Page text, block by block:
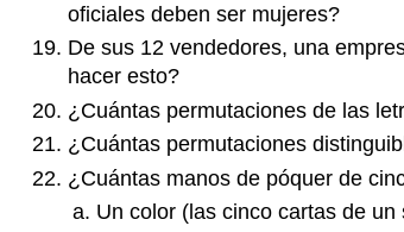
oficiales deben ser mujeres?
De sus 12 vendedores, una
hacer esto?
¿Cuántas permutaciones de las
¿Cuántas permutaciones
¿Cuántas manos de póquer de
Un color (las cinco cartas de un